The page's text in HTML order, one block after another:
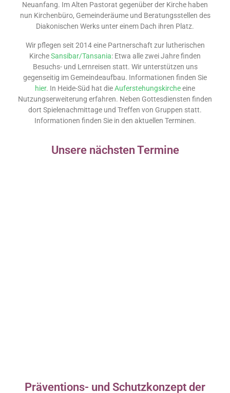
Neuanfang. Im Alten Pastorat gegenüber der Kirche haben
nun Kirchenbüro, Gemeinderäume und Beratungsstellen des
Diakonischen Werks unter einem Dach ihren Platz.
Wir pflegen seit 2014 eine Partnerschaft zur lutherischen
KircheSansibar/Tansania: Etwa alle zwei Jahre finden
Besuchs- und Lernreisen statt. Wir unterstützen uns
gegenseitig im Gemeindeaufbau. Informationen finden Sie
hier. In Heide-Süd hat dieAuferstehungskircheeine
Nutzungserweiterung erfahren. Neben Gottesdiensten finden
dort Spielenachmittage und Treffen von Gruppen statt.
Informationen finden Sie in den aktuellen Terminen.
Unsere nächsten Termine
Präventions- und Schutzkonzept der